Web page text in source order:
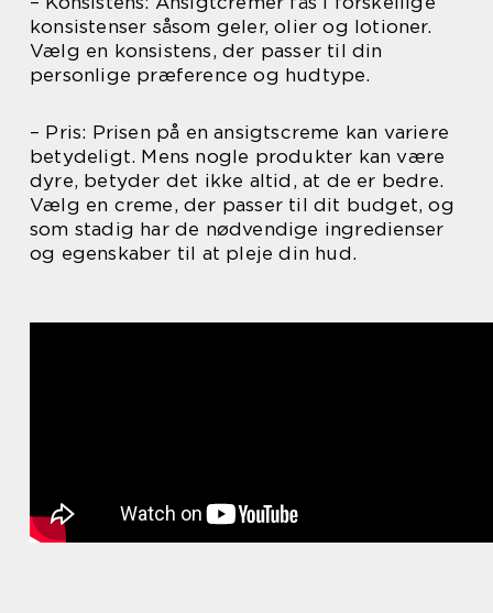
konsistenser såsom geler, olier og lotioner.
Vælg en konsistens, der passer til din
personlige præference og hudtype.
– Pris: Prisen på en ansigtscreme kan variere
betydeligt. Mens nogle produkter kan være
dyre, betyder det ikke altid, at de er bedre.
Vælg en creme, der passer til dit budget, og
som stadig har de nødvendige ingredienser
og egenskaber til at pleje din hud.